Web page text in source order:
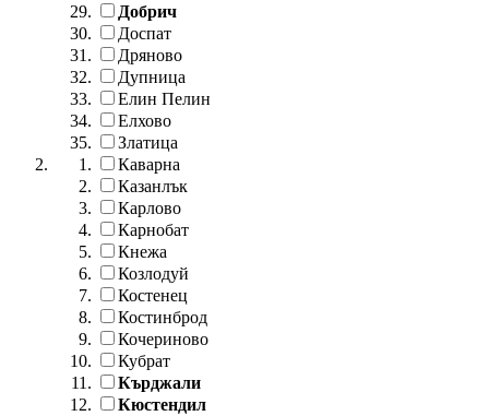
Добрич
Доспат
Дряново
Дупница
Елин Пелин
Елхово
Златица
Каварна
Казанлък
Карлово
Карнобат
Кнежа
Козлодуй
Костенец
Костинброд
Кочериново
Кубрат
Кърджали
Кюстендил